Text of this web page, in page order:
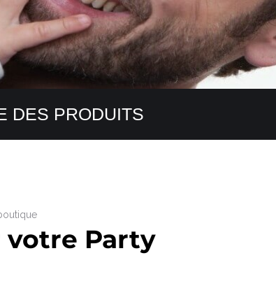
DES PRODUITS
votre Party